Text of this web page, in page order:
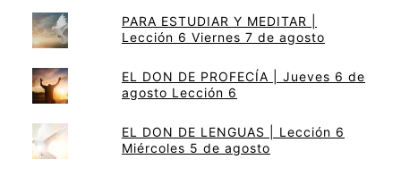
PARA ESTUDIAR Y MEDITAR |
Lección 6 Viernes 7 de agosto
EL DON DE PROFECÍA | Jueves 6 de
agosto Lección 6
EL DON DE LENGUAS | Lección 6
Miércoles 5 de agosto